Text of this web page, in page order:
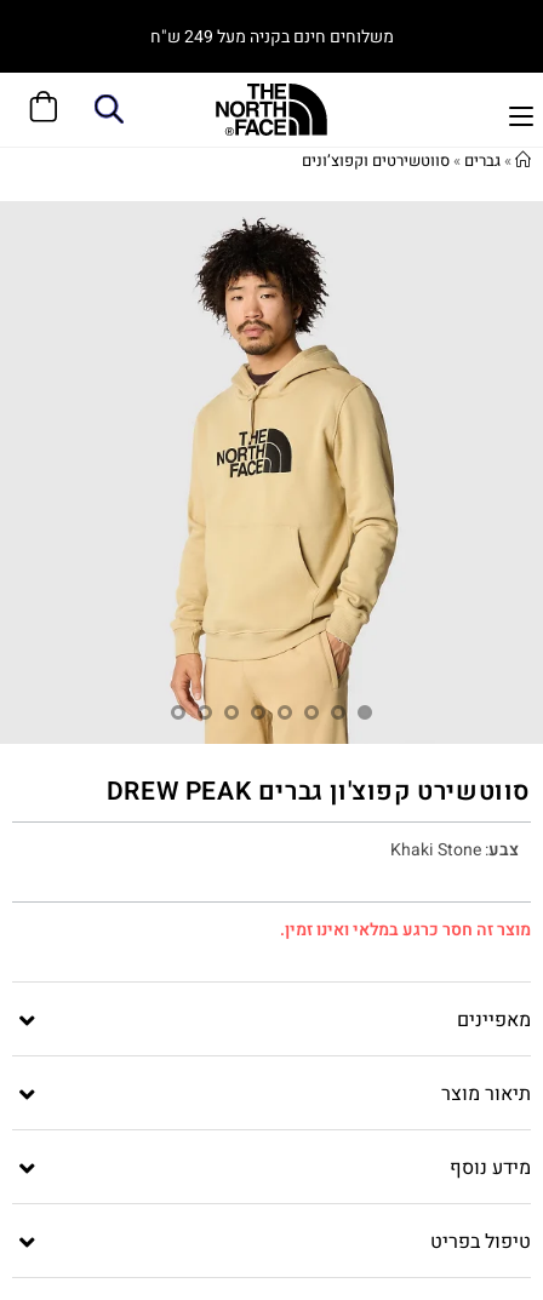
משלוחים חינם בקניה מעל 249 ש"ח
»גברים »סווטשירטים וקפוצ’ונים
סווטשירט קפוצ'ון גברים DREW PEAK
צבע:
Khaki Stone
מוצר זה חסר כרגע במלאי ואינו זמין.
מאפיינים
תיאור מוצר
מידע נוסף
טיפול בפריט